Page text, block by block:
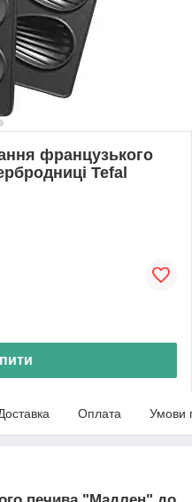
французького
Tefal
Оплата Умови